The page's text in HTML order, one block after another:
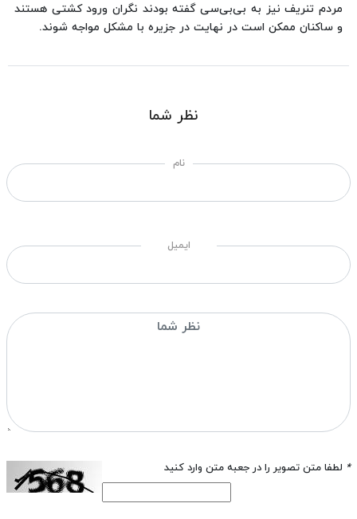
مردم تنریف نیز به بی‌بی‌سی گفته بودند نگران ورود کشتی هستند
و ساکنان ممکن است در نهایت در جزیره با مشکل مواجه شوند.
نظر شما
نام
ایمیل
* لطفا متن تصویر را در جعبه متن وارد کنید